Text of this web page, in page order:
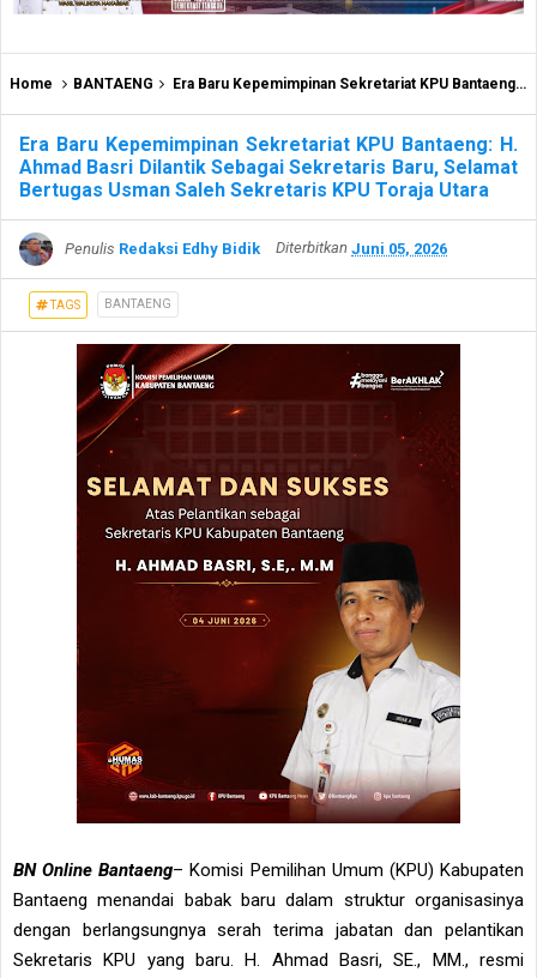
Home BANTAENG Era Baru Kepemimpinan Sekretariat KPU Bantaeng: H. Ahmad Basri Dilantik Sebagai Sekretaris Baru, Selamat Bertugas Usman Saleh Sekretaris KPU Toraja Utara
Era Baru Kepemimpinan Sekretariat KPU Bantaeng: H.
Ahmad Basri Dilantik Sebagai Sekretaris Baru, Selamat
Bertugas Usman Saleh Sekretaris KPU Toraja Utara
Penulis Redaksi Edhy Bidik Diterbitkan Juni 05, 2026
TAGS BANTAENG
BN Online Bantaeng– Komisi Pemilihan Umum (KPU) Kabupaten
Bantaeng menandai babak baru dalam struktur organisasinya
dengan berlangsungnya serah terima jabatan dan pelantikan
Sekretaris KPU yang baru. H. Ahmad Basri, SE., MM., resmi